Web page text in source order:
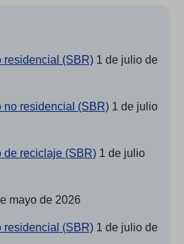
residencial (SBR) 1 de julio de
no residencial (SBR) 1 de julio
de reciclaje (SBR) 1 de julio
mayo de 2026
residencial (SBR) 1 de julio de